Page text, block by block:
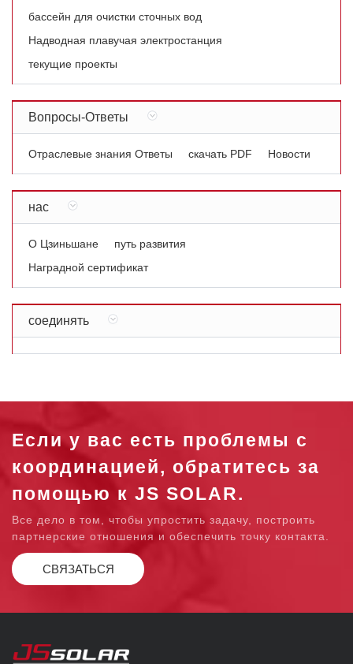
бассейн для очистки сточных вод
Надводная плавучая электростанция
текущие проекты
Вопросы-Ответы
Отраслевые знания Ответы скачать PDF Новости
нас
О Цзиньшане
путь развития
Наградной сертификат
соединять
Если у вас есть проблемы с
координацией, обратитесь за
помощью к JS SOLAR.
Все дело в том, чтобы упростить задачу, построить
партнерские отношения и обеспечить точку контакта.
СВЯЗАТЬСЯ